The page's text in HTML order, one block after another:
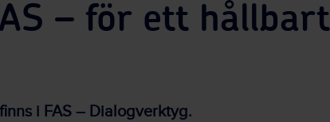
– för ett hållbart
i FAS – Dialogverktyg.